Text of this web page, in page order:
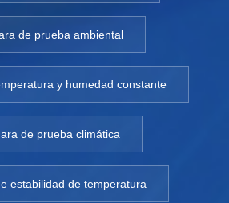
de prueba ambiental
y humedad constante
de prueba climática
estabilidad de temperatura